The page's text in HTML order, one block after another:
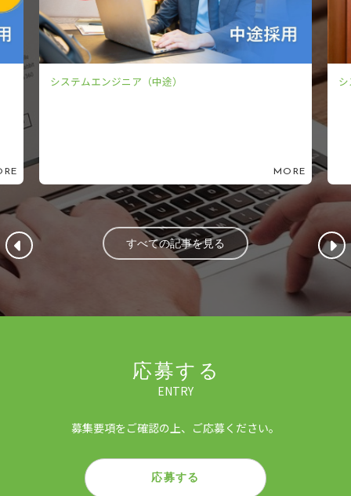
（中途） システムエンジニア（新卒）
すべての記事を見る
応募する
ENTRY
募集要項をご確認の上、ご応募ください。
応募する